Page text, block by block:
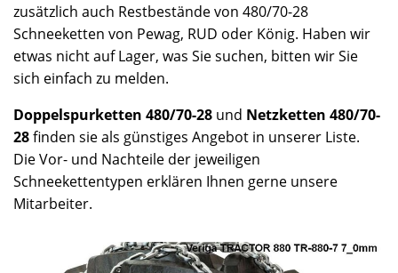
zusätzlich auch Restbestände von 480/70-28
Schneeketten von Pewag, RUD oder König. Haben wir
etwas nicht auf Lager, was Sie suchen, bitten wir Sie
sich einfach zu melden.
Doppelspurketten 480/70-28 und Netzketten 480/70-
28finden sie als günstiges Angebot in unserer Liste.
Die Vor- und Nachteile der jeweiligen
Schneekettentypen erklären Ihnen gerne unsere
Mitarbeiter.